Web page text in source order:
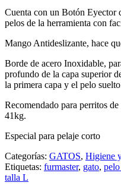
Cuenta con un Botón Eyector
pelos de la herramienta con
Mango Antideslizante, hace
Borde de acero Inoxidable,
profundo de la capa superior
la primera capa y el pelo
Recomendado para perritos
41kg.
Especial para pelaje corto
Categorías: GATOS, Higiene
Etiquetas: furmaster, gato,
talla L